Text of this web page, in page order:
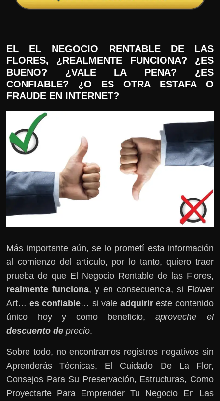
EL EL NEGOCIO RENTABLE DE LAS
FLORES, ¿REALMENTE FUNCIONA? ¿ES
BUENO? ¿VALE LA PENA? ¿ES
CONFIABLE? ¿O ES OTRA ESTAFA O
FRAUDE EN INTERNET?
Más importante aún, se lo prometí esta información
al comienzo del artículo, por lo tanto, quiero traer
prueba de que El Negocio Rentable de las Flores,
realmente funciona, y en consecuencia, si Flower
Art… es confiable… si vale adquirireste contenido
único hoy y como beneficio,aproveche el
descuento de precio.
Sobre todo, no encontramos registros negativos sin
Aprenderás Técnicas, El Cuidado De La Flor,
Consejos Para Su Preservación, Estructuras, Como
Proyectarte Para Emprender Tu Negocio En Las